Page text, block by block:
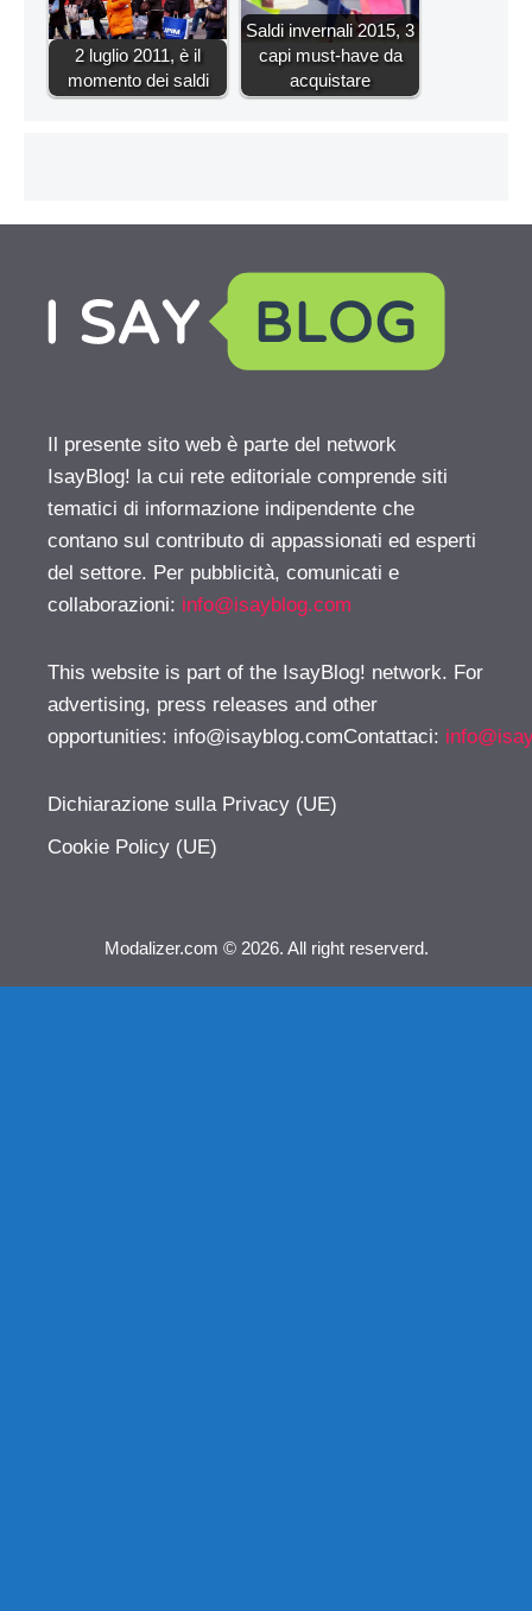
2 luglio 2011, è il
momento dei saldi
Saldi invernali 2015, 3
capi must-have da
acquistare
Il presente sito web è parte del network
IsayBlog! la cui rete editoriale comprende siti
tematici di informazione indipendente che
contano sul contributo di appassionati ed esperti
del settore. Per pubblicità, comunicati e
collaborazioni: info@isayblog.com
This website is part of the IsayBlog! network. For
advertising, press releases and other
opportunities: info@isayblog.comContattaci:
Dichiarazione sulla Privacy (UE)
Cookie Policy (UE)
Modalizer.com © 2026. All right reserverd.